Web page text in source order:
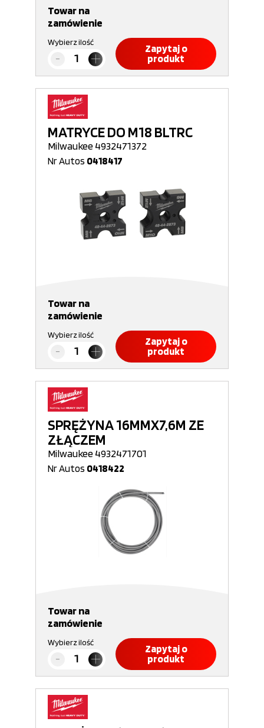
Towar na
zamówienie
Wybierz ilość
Zapytaj o
produkt
MATRYCE DO M18 BLTRC
Milwaukee 4932471372
Nr Autos 0418417
Towar na
zamówienie
Wybierz ilość
Zapytaj o
produkt
SPRĘŻYNA 16MMX7,6M ZE
ZŁĄCZEM
Milwaukee 4932471701
Nr Autos 0418422
Towar na
zamówienie
Wybierz ilość
Zapytaj o
produkt